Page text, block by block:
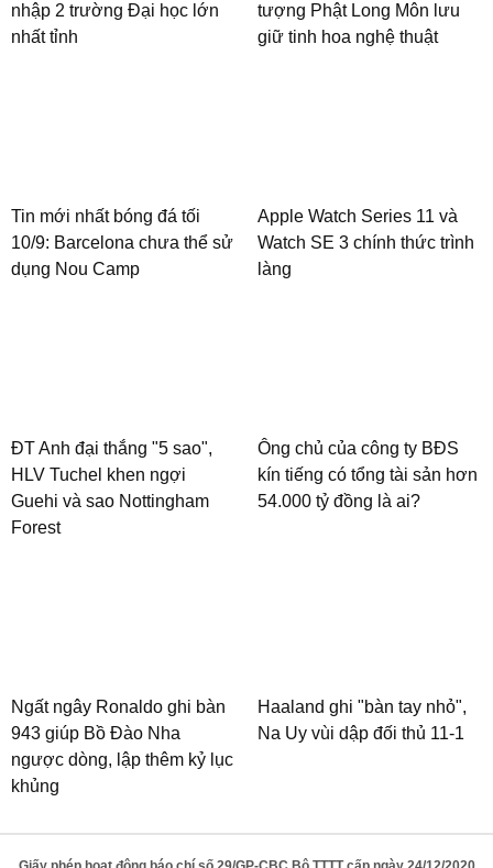
nhập 2 trường Đại học lớn
nhất tỉnh
tượng Phật Long Môn lưu
giữ tinh hoa nghệ thuật
Tin mới nhất bóng đá tối
10/9: Barcelona chưa thể sử
dụng Nou Camp
Apple Watch Series 11 và
Watch SE 3 chính thức trình
làng
ĐT Anh đại thắng "5 sao",
HLV Tuchel khen ngợi
Guehi và sao Nottingham
Forest
Ông chủ của công ty BĐS
kín tiếng có tổng tài sản hơn
54.000 tỷ đồng là ai?
Ngất ngây Ronaldo ghi bàn
943 giúp Bồ Đào Nha
ngược dòng, lập thêm kỷ lục
khủng
Haaland ghi "bàn tay nhỏ",
Na Uy vùi dập đối thủ 11-1